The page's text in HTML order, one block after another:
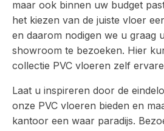
maar ook binnen uw budget
het kiezen van de juiste vloer
en daarom nodigen we u graag
showroom te bezoeken. Hier
collectie PVC vloeren zelf
Laat u inspireren door de
onze PVC vloeren bieden en
kantoor een waar paradijs.